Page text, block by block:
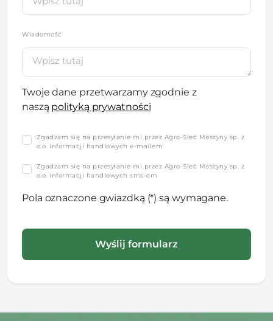
Wiadomość
Twoje dane przetwarzamy zgodnie z
naszą polityką prywatności
Zgadzam się na przesyłanie mi przez Agro-Sieć Maszyny sp. z
o.o. informacji handlowych e-mailem
Zgadzam się na przesyłanie mi przez Agro-Sieć Maszyny sp. z
o.o. informacji handlowych sms-em
Pola oznaczone gwiazdką (*) są wymagane.